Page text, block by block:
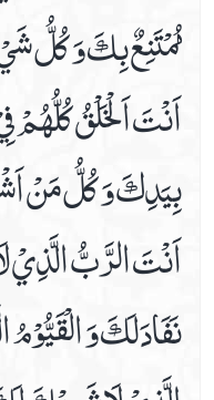
مُمْتَنِعٌ بِكَ وَ كُلُّ
اَنْتَ اَلْخَلْقُ كُلُّهُمْ
بِيَدِكَ وَ كُلُّ مَنْ
اَنْتَ الرَّبُّ الَّذِيْ
نَفَادَ لَكَ وَ